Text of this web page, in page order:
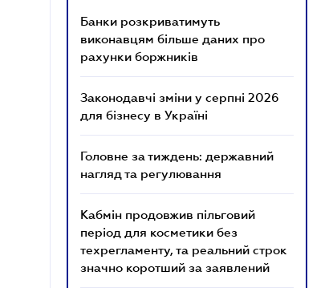
Банки розкриватимуть
виконавцям більше даних про
рахунки боржників
Законодавчі зміни у серпні 2026
для бізнесу в Україні
Головне за тиждень: державний
нагляд та регулювання
Кабмін продовжив пільговий
період для косметики без
техрегламенту, та реальний строк
значно коротший за заявлений